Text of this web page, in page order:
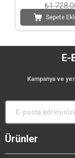
Sepete
E-
Kampanya ve
Ürünler